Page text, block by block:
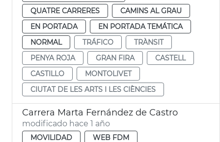
QUATRE CARRERES
CAMINS AL GRAU
EN PORTADA
EN PORTADA TEMÁTICA
NORMAL
TRÁFICO
TRÀNSIT
PENYA ROJA
GRAN FIRA
CASTELL
CASTILLO
MONTOLIVET
CIUTAT DE LES ARTS I LES CIÈNCIES
Carrera Marta Fernández de Castro
modificado hace 1 año
MOVILIDAD
WEB FDM